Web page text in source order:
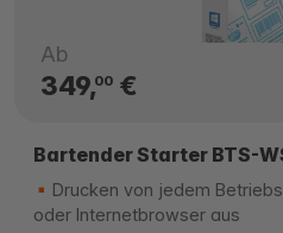
Ab
349,00€
Bartender Starter BTS-
Drucken von jedem
oder Internetbrowser aus